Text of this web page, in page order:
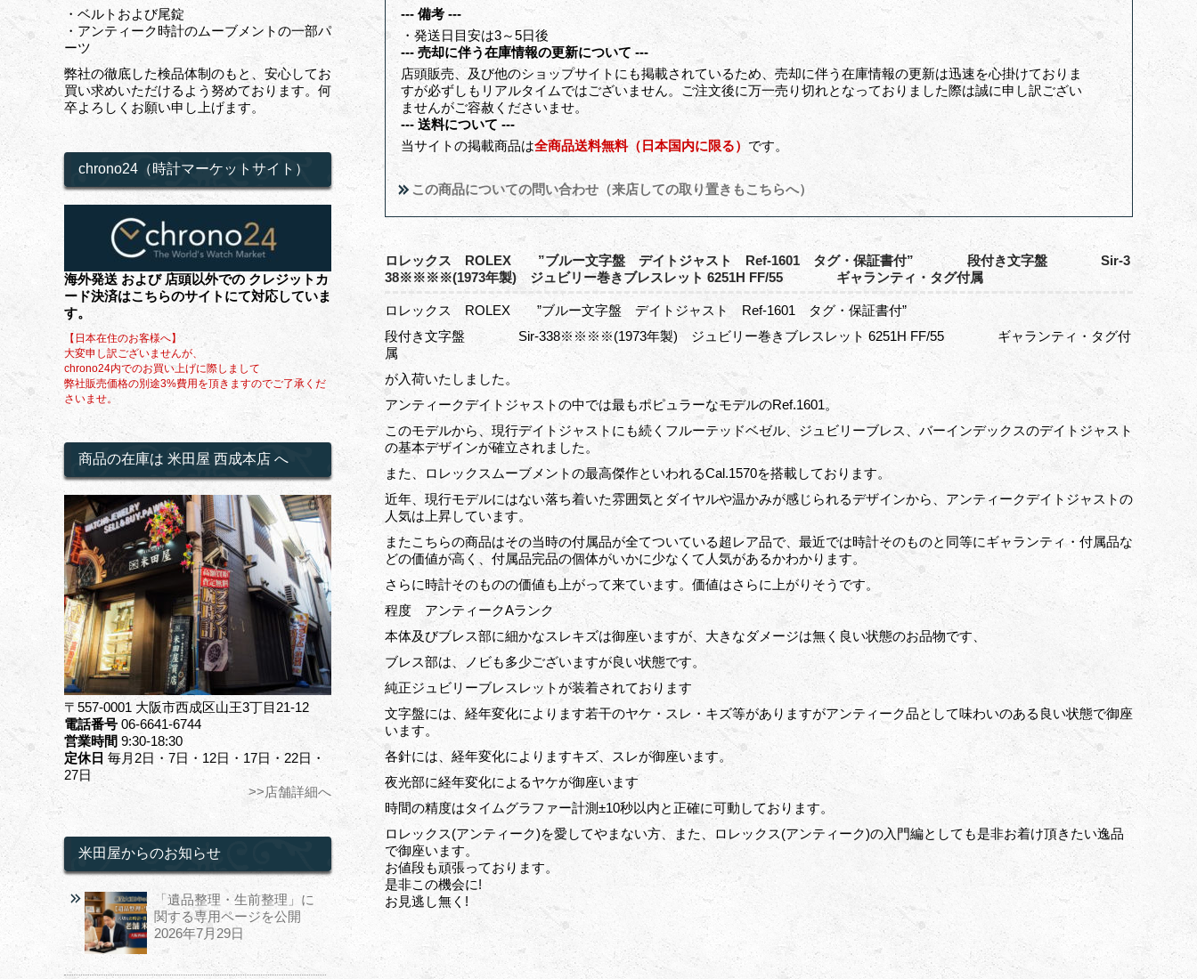
--- 備考 ---
・発送日目安は3～5日後
--- 売却に伴う在庫情報の更新について ---
店頭販売、及び他のショップサイトにも掲載されているため、売却に伴う在庫情報の更新は迅速を心掛けておりま
すが必ずしもリアルタイムではございません。ご注文後に万一売り切れとなっておりました際は誠に申し訳ござい
ませんがご容赦くださいませ。
--- 送料について ---
当サイトの掲載商品は全商品送料無料（日本国内に限る） です。
この商品についての問い合わせ（来店しての取り置きもこちらへ）
ロレックス ROLEX ”ブルー文字盤 デイトジャスト Ref-1601 タグ・保証書付” 段付き文字盤 Sir-3
38※※※※(1973年製) ジュビリー巻きブレスレット 6251H FF/55 ギャランティ・タグ付属
ロレックス ROLEX ”ブルー文字盤 デイトジャスト Ref-1601 タグ・保証書付”
段付き文字盤 Sir-338※※※※(1973年製) ジュビリー巻きブレスレット 6251H FF/55 ギャランティ・タグ付
属
が入荷いたしました。
アンティークデイトジャストの中では最もポピュラーなモデルのRef.1601。
このモデルから、現行デイトジャストにも続くフルーテッドベゼル、ジュビリーブレス、バーインデックスのデイトジャスト
の基本デザインが確立されました。
また、ロレックスムーブメントの最高傑作といわれるCal.1570を搭載しております。
近年、現行モデルにはない落ち着いた雰囲気とダイヤルや温かみが感じられるデザインから、アンティークデイトジャストの
人気は上昇しています。
またこちらの商品はその当時の付属品が全てついている超レア品で、最近では時計そのものと同等にギャランティ・付属品な
どの価値が高く、付属品完品の個体がいかに少なくて人気があるかわかります。
さらに時計そのものの価値も上がって来ています。価値はさらに上がりそうです。
程度 アンティークAランク
本体及びブレス部に細かなスレキズは御座いますが、大きなダメージは無く良い状態のお品物です、
ブレス部は、ノビも多少ございますが良い状態です。
純正ジュビリーブレスレットが装着されております
文字盤には、経年変化によります若干のヤケ・スレ・キズ等がありますがアンティーク品として味わいのある良い状態で御座
います。
各針には、経年変化によりますキズ、スレが御座います。
夜光部に経年変化によるヤケが御座います
時間の精度はタイムグラファー計測±10秒以内と正確に可動しております。
ロレックス(アンティーク)を愛してやまない方、また、ロレックス(アンティーク)の入門編としても是非お着け頂きたい逸品
で御座います。
お値段も頑張っております。
是非この機会に!
お見逃し無く!
・ベルトおよび尾錠
・アンティーク時計のムーブメントの一部パ
ーツ
弊社の徹底した検品体制のもと、安心してお
買い求めいただけるよう努めております。何
卒よろしくお願い申し上げます。
chrono24（時計マーケットサイト）
海外発送 および 店頭以外での クレジットカ
ード決済はこちらのサイトにて対応していま
す。
【日本在住のお客様へ】
大変申し訳ございませんが、
chrono24内でのお買い上げに際しまして
弊社販売価格の別途3%費用を頂きますのでご了承くだ
さいませ。
商品の在庫は 米田屋 西成本店 へ
〒557-0001 大阪市西成区山王3丁目21-12
電話番号 06-6641-6744
営業時間 9:30-18:30
定休日 毎月2日・7日・12日・17日・22日・
27日
>>店舗詳細へ
米田屋からのお知らせ
「遺品整理・生前整理」に
関する専用ページを公開
2026年7月29日